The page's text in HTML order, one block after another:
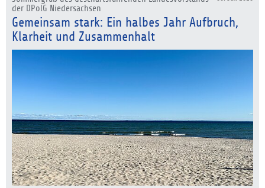
der DPolG Niedersachsen
Gemeinsam stark: Ein halbes Jahr Aufbruch,
Klarheit und Zusammenhalt